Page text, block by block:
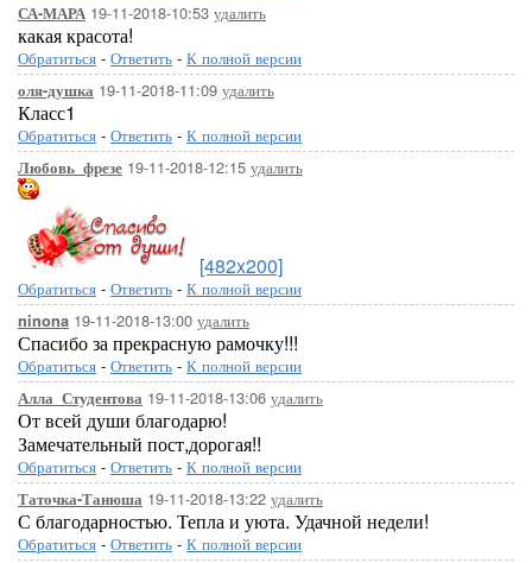
СА-МАРА 19-11-2018-10:53 удалить
какая красота!
Обратиться - Ответить - К полной версии
оля-душка 19-11-2018-11:09 удалить
Класс1
Обратиться - Ответить - К полной версии
Любовь_фрезе 19-11-2018-12:15 удалить
[482x200]
Обратиться - Ответить - К полной версии
ninona 19-11-2018-13:00 удалить
Спасибо за прекрасную рамочку!!!
Обратиться - Ответить - К полной версии
Алла_Студентова 19-11-2018-13:06 удалить
От всей души благодарю!
Замечательный пост,дорогая!!
Обратиться - Ответить - К полной версии
Таточка-Танюша 19-11-2018-13:22 удалить
С благодарностью. Тепла и уюта. Удачной недели!
Обратиться - Ответить - К полной версии